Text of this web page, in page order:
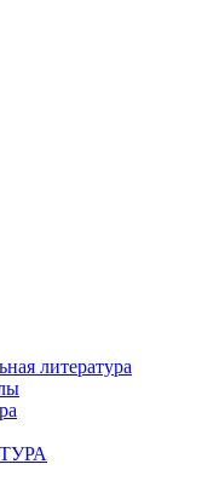
литература